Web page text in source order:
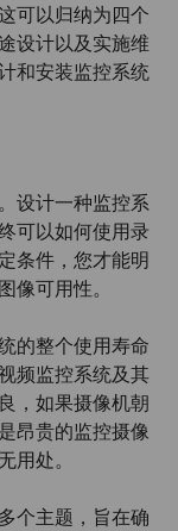
可以归纳为四个
设计以及实施维
和安装监控系统
设计一种监控系
可以如何使用录
条件，您才能明
像可用性。
的整个使用寿命
频监控系统及其
，如果摄像机朝
昂贵的监控摄像
用处。
个主题，旨在确